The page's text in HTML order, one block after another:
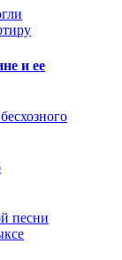
и ее